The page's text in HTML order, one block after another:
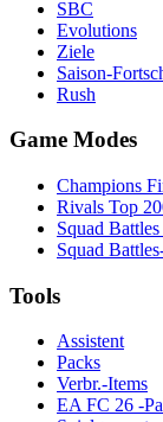
SBC
Evolutions
Ziele
Saison-
Rush
Game Modes
Champions
Rivals Top
Squad
Squad
Tools
Assistent
Packs
Verbr.-Items
EA FC 26 -